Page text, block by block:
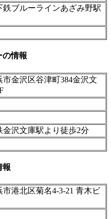
鉄ブルーラインあざみ野駅
の情報
金沢区谷津町384金沢文
金沢文庫駅より徒歩2分
報
港北区菊名4-3-21 青木ビ